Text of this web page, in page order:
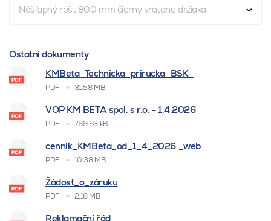
Nášľapný rošt 800 mm čierny vrátane držiaka
Ostatní dokumenty
KMBeta_Technicka_prirucka_BSK_
PDF 31.58 MB
VOP KM BETA spol. s r.o. - 1.4.2026
PDF 769.63 kB
cenník_KMBeta_od_1_4_2026 _web
PDF 10.38 MB
Žádost_o_záruku
PDF 2.18 MB
Reklamační řád